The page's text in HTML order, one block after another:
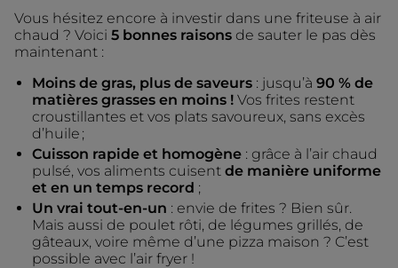
Vous hésitez encore à investir dans une friteuse à air
chaud ? Voici 5 bonnes raisons de sauter le pas dès
maintenant :
Moins de gras, plus de saveurs : jusqu’à 90 % de
matières grasses en moins ! Vos frites restent
croustillantes et vos plats savoureux, sans excès
d’huile ;
Cuisson rapide et homogène : grâce à l’air chaud
pulsé, vos aliments cuisent de manière uniforme
et en un temps record ;
Un vrai tout-en-un : envie de frites ? Bien sûr.
Mais aussi de poulet rôti, de légumes grillés, de
gâteaux, voire même d’une pizza maison ? C’est
possible avec l’air fryer !